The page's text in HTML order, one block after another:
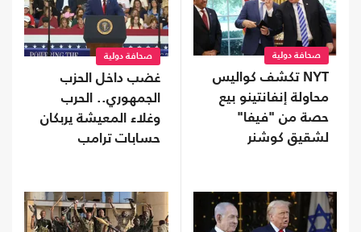
صحافة دولية
NYT تكشف كواليس
محاولة إنفانتينو بيع
حصة من "فيفا"
لشقيق كوشنر
صحافة دولية
غضب داخل الحزب
الجمهوري.. الحرب
وغلاء المعيشة يربكان
حسابات ترامب